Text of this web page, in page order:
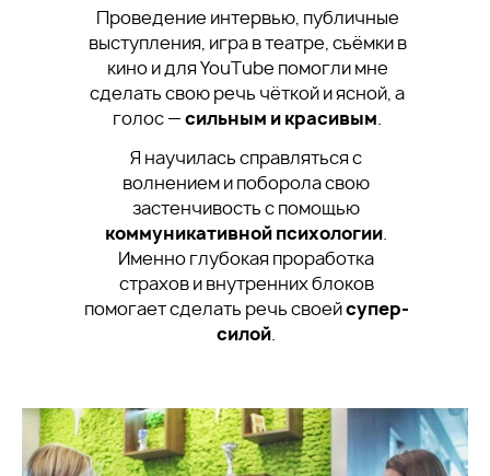
Проведение интервью, публичные
выступления, игра в театре, съёмки в
кино и для YouTube помогли мне
сделать свою речь чёткой и ясной, а
голос — сильным и красивым.
Я научилась справляться с
волнением и поборола свою
застенчивость с помощью
коммуникативной психологии.
Именно глубокая проработка
страхов и внутренних блоков
помогает сделать речь своейсупер-
силой.